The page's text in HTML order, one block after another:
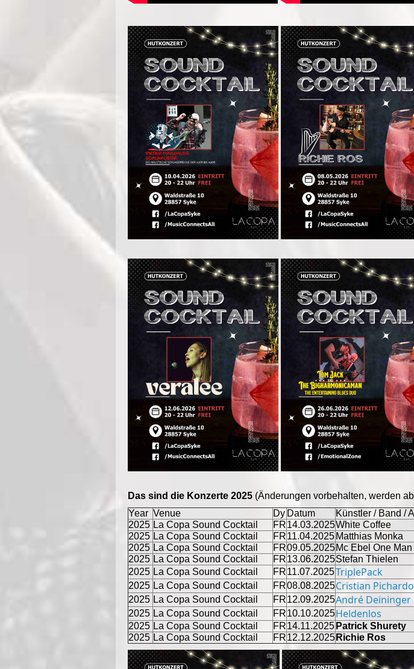
Das sind die Konzerte 2025 (Änderungen vorbehalten, werden
Year Venue Dy Datum
Künstler / Band /
2025 La Copa Sound Cocktail FR14.03.2025White Coffee
2025 La Copa Sound Cocktail FR11.04.2025 Matthias Monka
2025 La Copa Sound Cocktail FR09.05.2025Mc Ebel One
2025 La Copa Sound Cocktail FR13.06.2025Stefan Thielen
2025 La Copa Sound Cocktail FR11.07.2025TriplePack
2025 La Copa Sound Cocktail FR08.08.2025Cristian Pichardo
2025 La Copa Sound Cocktail FR12.09.2025André Deininger
2025 La Copa Sound Cocktail FR10.10.2025Heldenlos
2025 La Copa Sound Cocktail FR14.11.2025 Patrick Shurety
2025 La Copa Sound Cocktail FR12.12.2025 Richie Ros